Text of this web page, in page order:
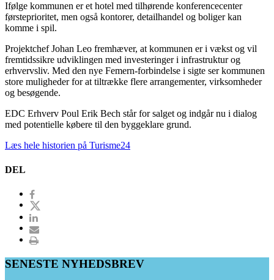
Ifølge kommunen er et hotel med tilhørende konferencecenter
førsteprioritet, men også kontorer, detailhandel og boliger kan
komme i spil.
Projektchef Johan Leo fremhæver, at kommunen er i vækst og vil
fremtidssikre udviklingen med investeringer i infrastruktur og
erhvervsliv. Med den nye Femern-forbindelse i sigte ser kommunen
store muligheder for at tiltrække flere arrangementer, virksomheder
og besøgende.
EDC Erhverv Poul Erik Bech står for salget og indgår nu i dialog
med potentielle købere til den byggeklare grund.
Læs hele historien på Turisme24
DEL
SENESTE NYHEDSBREV